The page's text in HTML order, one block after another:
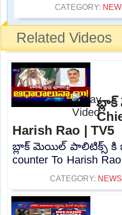
CATEGORY:
Related Videos
Harish Rao | TV5
బ్లాక్ మెయిల్ పాలిటిక్స్ కి
counter To Harish
CATEGORY: NEWS